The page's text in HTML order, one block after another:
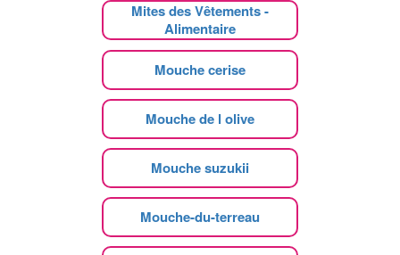
Mites des Vêtements -
Alimentaire
Mouche cerise
Mouche de l olive
Mouche suzukii
Mouche-du-terreau